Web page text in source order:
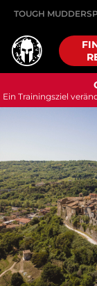
TOUGH MUDDER
Ein Trainingsziel